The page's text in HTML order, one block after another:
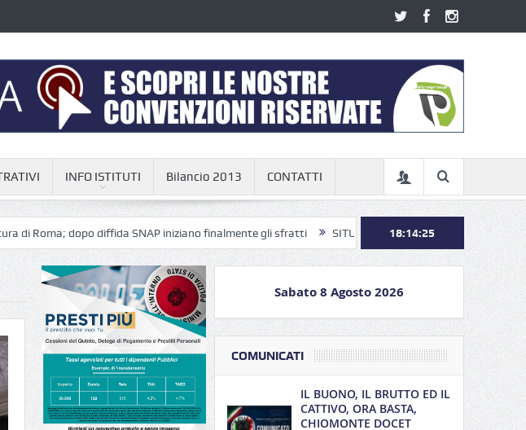
INFO ISTITUTI Bilancio 2013 CONTATTI
diffida SNAP iniziano finalmente gli sfratti SITUAZIONE ALLOGGI QUESTURA DI ROMA: ORA
18:14:26
Sabato 8 Agosto 2026
COMUNICATI
IL BUONO, IL BRUTTO ED IL
CATTIVO, ORA BASTA,
CHIOMONTE DOCET